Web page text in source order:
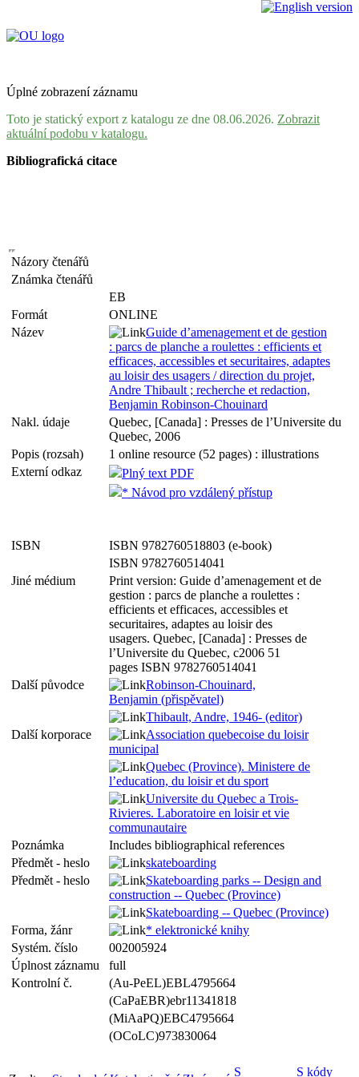
Úplné zobrazení záznamu
Toto je statický export z katalogu ze dne 08.06.2026. Zobrazit
aktuální podobu v katalogu.
Bibliografická citace
Názory čtenářů
Známka čtenářů
EB
Formát
ONLINE
Název
Guide d’amenagement et de gestion
: parcs de planche a roulettes : efficients et
efficaces, accessibles et securitaires, adaptes
au loisir des usagers / direction du projet,
Andre Thibault ; recherche et redaction,
Benjamin Robinson-Chouinard
Nakl. údaje
Quebec, [Canada] : Presses de l’Universite du
Quebec, 2006
Popis (rozsah)
1 online resource (52 pages) : illustrations
Externí odkaz
Plný text PDF
* Návod pro vzdálený přístup
ISBN
ISBN 9782760518803 (e-book)
ISBN 9782760514041
Jiné médium
Print version: Guide d’amenagement et de
gestion : parcs de planche a roulettes :
efficients et efficaces, accessibles et
securitaires, adaptes au loisir des
usagers. Quebec, [Canada] : Presses de
l’Universite du Quebec, c2006 51
pages ISBN 9782760514041
Další původce
Robinson-Chouinard,
Benjamin (přispěvatel)
Thibault, Andre, 1946- (editor)
Další korporace
Association quebecoise du loisir
municipal
Quebec (Province). Ministere de
l’education, du loisir et du sport
Universite du Quebec a Trois-
Rivieres. Laboratoire en loisir et vie
communautaire
Poznámka
Includes bibliographical references
Předmět - heslo
skateboarding
Předmět - heslo
Skateboarding parks -- Design and
construction -- Quebec (Province)
Skateboarding -- Quebec (Province)
Forma, žánr
* elektronické knihy
Systém. číslo
002005924
Úplnost záznamu
full
Kontrolní č.
(Au-PeEL)EBL4795664
(CaPaEBR)ebr11341818
(MiAaPQ)EBC4795664
(OCoLC)973830064
S S kódy